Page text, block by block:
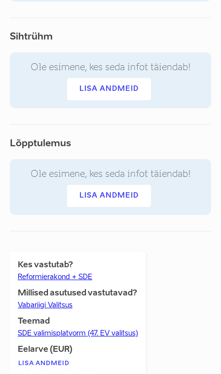
Sihtrühm
Ole esimene, kes seda infot täiendab!
LISA ANDMEID
Lõpptulemus
Ole esimene, kes seda infot täiendab!
LISA ANDMEID
Kes vastutab?
Reformierakond + SDE
Millised asutused vastutavad?
Vabariigi Valitsus
Teemad
SDE valimisplatvorm (47. EV valitsus)
Eelarve (EUR)
LISA ANDMEID